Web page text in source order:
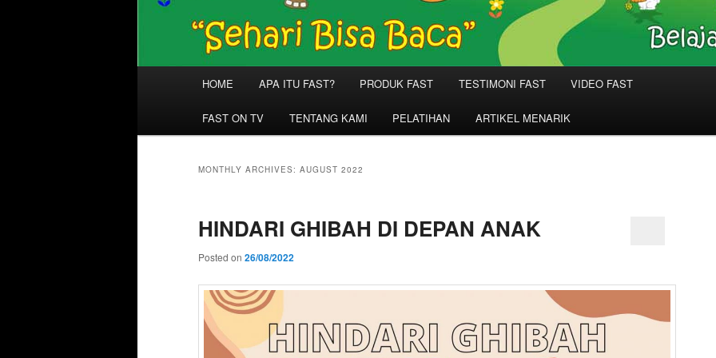
HOME APA ITU FAST? PRODUK FAST TESTIMONI FAST VIDEO FAST
FAST ON TV TENTANG KAMI PELATIHAN ARTIKEL MENARIK
MONTHLY ARCHIVES: AUGUST 2022
HINDARI GHIBAH DI DEPAN ANAK
Posted on 26/08/2022